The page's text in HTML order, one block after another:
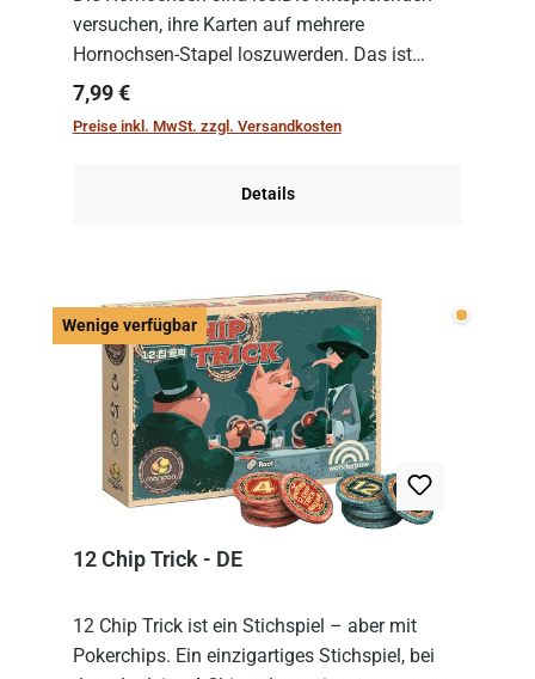
versuchen, ihre Karten auf mehrere
Hornochsen-Stapel loszuwerden. Das ist
kniffliger als gedacht, denn die Differenz
zwischen ausgespielter Karte und der
Regulärer Preis:
7,99 €
Preise inkl. MwSt. zzgl. Versandkosten
Details
Wenige verfügbar Wenige
12 Chip Trick - DE
12 Chip Trick ist ein Stichspiel – aber mit
Pokerchips. Ein einzigartiges Stichspiel, bei